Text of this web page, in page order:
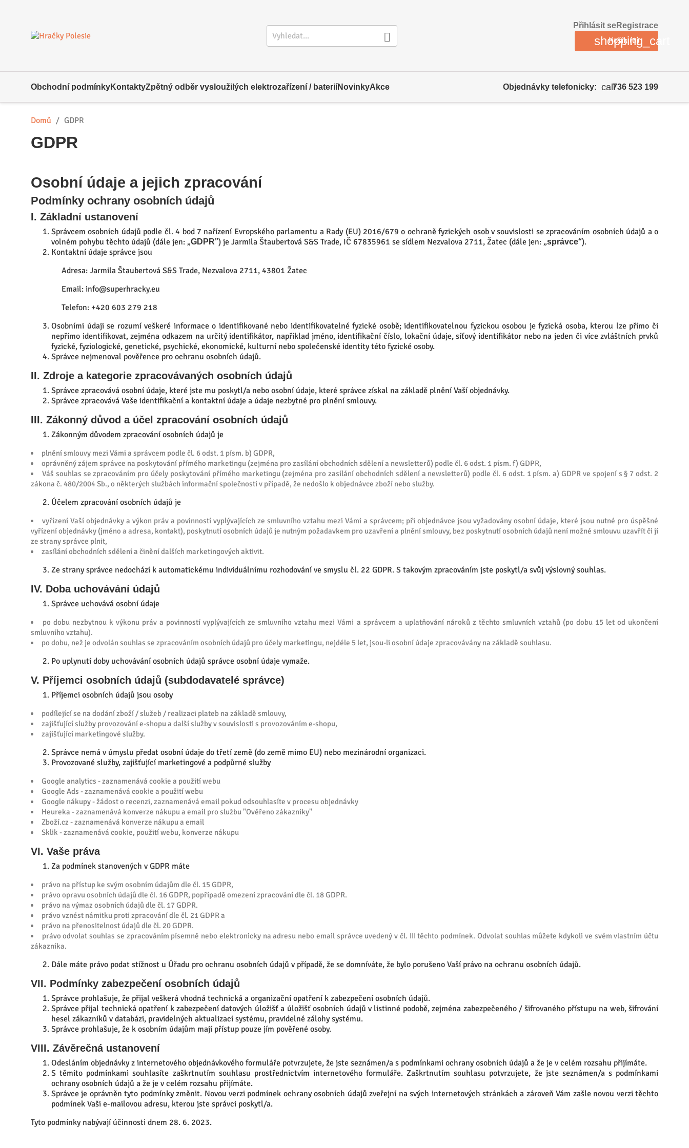

Přihlásit seRegistrace
shopping_cart
Košík (0)
Obchodní podmínkyKontaktyZpětný odběr vysloužilých elektrozařízení / bateriíNovinkyAkce Objednávky telefonicky: call736 523 199
Domů GDPR
GDPR
Osobní údaje a jejich zpracování
Podmínky ochrany osobních údajů
I. Základní ustanovení
Správcem osobních údajů podle čl. 4 bod 7 nařízení Evropského parlamentu a Rady (EU) 2016/679 o ochraně fyzických osob v souvislosti se zpracováním osobních údajů a o
volném pohybu těchto údajů (dále jen: „GDPR”) je Jarmila Štaubertová S&S Trade, IČ 67835961 se sídlem Nezvalova 2711, Žatec (dále jen: „správce“).
Kontaktní údaje správce jsou
Adresa: Jarmila Štaubertová S&S Trade, Nezvalova 2711, 43801 Žatec
Email: info@superhracky.eu
Telefon: +420 603 279 218
Osobními údaji se rozumí veškeré informace o identifikované nebo identifikovatelné fyzické osobě; identifikovatelnou fyzickou osobou je fyzická osoba, kterou lze přímo či
nepřímo identifikovat, zejména odkazem na určitý identifikátor, například jméno, identifikační číslo, lokační údaje, síťový identifikátor nebo na jeden či více zvláštních prvků
fyzické, fyziologické, genetické, psychické, ekonomické, kulturní nebo společenské identity této fyzické osoby.
Správce nejmenoval pověřence pro ochranu osobních údajů.
II. Zdroje a kategorie zpracovávaných osobních údajů
Správce zpracovává osobní údaje, které jste mu poskytl/a nebo osobní údaje, které správce získal na základě plnění Vaší objednávky.
Správce zpracovává Vaše identifikační a kontaktní údaje a údaje nezbytné pro plnění smlouvy.
III. Zákonný důvod a účel zpracování osobních údajů
Zákonným důvodem zpracování osobních údajů je
plnění smlouvy mezi Vámi a správcem podle čl. 6 odst. 1 písm. b) GDPR,
oprávněný zájem správce na poskytování přímého marketingu (zejména pro zasílání obchodních sdělení a newsletterů) podle čl. 6 odst. 1 písm. f) GDPR,
Váš souhlas se zpracováním pro účely poskytování přímého marketingu (zejména pro zasílání obchodních sdělení a newsletterů) podle čl. 6 odst. 1 písm. a) GDPR ve spojení s § 7 odst. 2
zákona č. 480/2004 Sb., o některých službách informační společnosti v případě, že nedošlo k objednávce zboží nebo služby.
Účelem zpracování osobních údajů je
vyřízení Vaší objednávky a výkon práv a povinností vyplývajících ze smluvního vztahu mezi Vámi a správcem; při objednávce jsou vyžadovány osobní údaje, které jsou nutné pro úspěšné
vyřízení objednávky (jméno a adresa, kontakt), poskytnutí osobních údajů je nutným požadavkem pro uzavření a plnění smlouvy, bez poskytnutí osobních údajů není možné smlouvu uzavřít či jí
ze strany správce plnit,
zasílání obchodních sdělení a činění dalších marketingových aktivit.
Ze strany správce nedochází k automatickému individuálnímu rozhodování ve smyslu čl. 22 GDPR. S takovým zpracováním jste poskytl/a svůj výslovný souhlas.
IV. Doba uchovávání údajů
Správce uchovává osobní údaje
po dobu nezbytnou k výkonu práv a povinností vyplývajících ze smluvního vztahu mezi Vámi a správcem a uplatňování nároků z těchto smluvních vztahů (po dobu 15 let od ukončení
smluvního vztahu).
po dobu, než je odvolán souhlas se zpracováním osobních údajů pro účely marketingu, nejdéle 5 let, jsou-li osobní údaje zpracovávány na základě souhlasu.
Po uplynutí doby uchovávání osobních údajů správce osobní údaje vymaže.
V. Příjemci osobních údajů (subdodavatelé správce)
Příjemci osobních údajů jsou osoby
podílející se na dodání zboží / služeb / realizaci plateb na základě smlouvy,
zajišťující služby provozování e-shopu a další služby v souvislosti s provozováním e-shopu,
zajišťující marketingové služby.
Správce nemá v úmyslu předat osobní údaje do třetí země (do země mimo EU) nebo mezinárodní organizaci.
Provozované služby, zajišťující marketingové a podpůrné služby
Google analytics - zaznamenává cookie a použití webu
Google Ads - zaznamenává cookie a použití webu
Google nákupy - žádost o recenzi, zaznamenává email pokud odsouhlasíte v procesu objednávky
Heureka - zaznamenává konverze nákupu a email pro službu "Ověřeno zákazníky"
Zboží.cz - zaznamenává konverze nákupu a email
Sklik - zaznamenává cookie, použití webu, konverze nákupu
VI. Vaše práva
Za podmínek stanovených v GDPR máte
právo na přístup ke svým osobním údajům dle čl. 15 GDPR,
právo opravu osobních údajů dle čl. 16 GDPR, popřípadě omezení zpracování dle čl. 18 GDPR.
právo na výmaz osobních údajů dle čl. 17 GDPR.
právo vznést námitku proti zpracování dle čl. 21 GDPR a
právo na přenositelnost údajů dle čl. 20 GDPR.
právo odvolat souhlas se zpracováním písemně nebo elektronicky na adresu nebo email správce uvedený v čl. III těchto podmínek. Odvolat souhlas můžete kdykoli ve svém vlastním účtu
zákazníka.
Dále máte právo podat stížnost u Úřadu pro ochranu osobních údajů v případě, že se domníváte, že bylo porušeno Vaší právo na ochranu osobních údajů.
VII. Podmínky zabezpečení osobních údajů
Správce prohlašuje, že přijal veškerá vhodná technická a organizační opatření k zabezpečení osobních údajů.
Správce přijal technická opatření k zabezpečení datových úložišť a úložišť osobních údajů v listinné podobě, zejména zabezpečeného / šifrovaného přístupu na web, šifrování
hesel zákazníků v databázi, pravidelných aktualizací systému, pravidelné zálohy systému.
Správce prohlašuje, že k osobním údajům mají přístup pouze jím pověřené osoby.
VIII. Závěrečná ustanovení
Odesláním objednávky z internetového objednávkového formuláře potvrzujete, že jste seznámen/a s podmínkami ochrany osobních údajů a že je v celém rozsahu přijímáte.
S těmito podmínkami souhlasíte zaškrtnutím souhlasu prostřednictvím internetového formuláře. Zaškrtnutím souhlasu potvrzujete, že jste seznámen/a s podmínkami
ochrany osobních údajů a že je v celém rozsahu přijímáte.
Správce je oprávněn tyto podmínky změnit. Novou verzi podmínek ochrany osobních údajů zveřejní na svých internetových stránkách a zároveň Vám zašle novou verzi těchto
podmínek Vaši e-mailovou adresu, kterou jste správci poskytl/a.
Tyto podmínky nabývají účinnosti dnem 28. 6. 2023.